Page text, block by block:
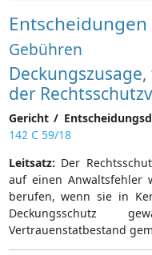
Entscheidungen
Gebühren
der
Gericht /
142 C 59/18
Leitsatz: Der
auf einen Anwaltsfehler
berufen, wenn sie in
Deckungsschutz
Vertrauenstatbestand